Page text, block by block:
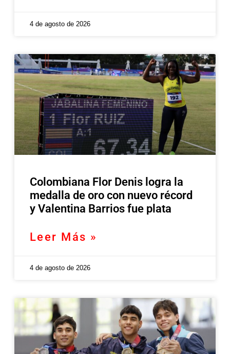
4 de agosto de 2026
Colombiana Flor Denis logra la
medalla de oro con nuevo récord
y Valentina Barrios fue plata
Leer Más »
4 de agosto de 2026